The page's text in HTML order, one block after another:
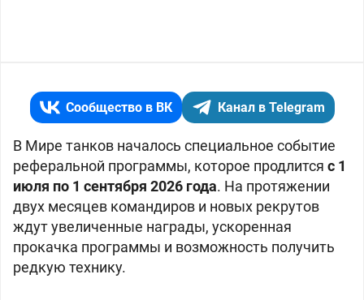
Сообщество в ВК Канал в Telegram
В Мире танков началось специальное событие
реферальной программы, которое продлится с 1
июля по 1 сентября 2026 года. На протяжении
двух месяцев командиров и новых рекрутов
ждут увеличенные награды, ускоренная
прокачка программы и возможность получить
редкую технику.